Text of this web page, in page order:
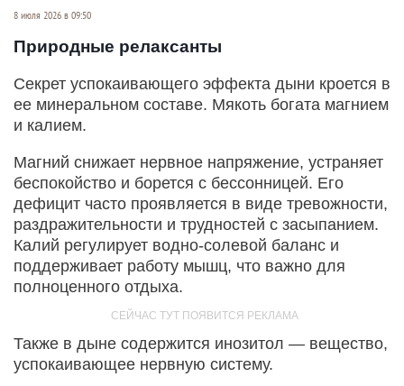
8 июля 2026 в 09:50
Природные релаксанты
Секрет успокаивающего эффекта дыни кроется в
ее минеральном составе. Мякоть богата магнием
и калием.
Магний снижает нервное напряжение, устраняет
беспокойство и борется с бессонницей. Его
дефицит часто проявляется в виде тревожности,
раздражительности и трудностей с засыпанием.
Калий регулирует водно-солевой баланс и
поддерживает работу мышц, что важно для
полноценного отдыха.
Также в дыне содержится инозитол — вещество,
успокаивающее нервную систему.